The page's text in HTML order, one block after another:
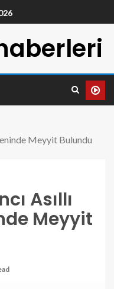
Meyyit Bulundu
Asıllı
Meyyit